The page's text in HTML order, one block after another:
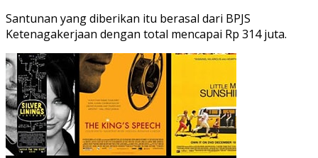
Santunan yang diberikan itu berasal dari BPJS
Ketenagakerjaan dengan total mencapai Rp 314 juta.